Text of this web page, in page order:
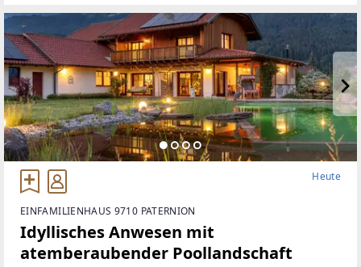
Heute
EINFAMILIENHAUS 9710 PATERNION
Idyllisches Anwesen mit
atemberaubender Poollandschaft